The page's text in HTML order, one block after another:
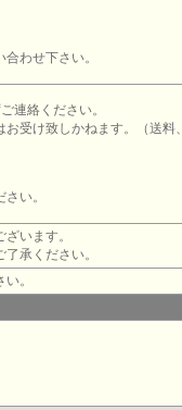
わせ下さい。
連絡ください。
受け致しかねます。（送料、
い。
います。
承ください。
。